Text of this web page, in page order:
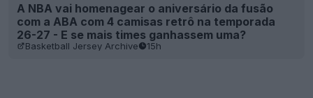
A NBA vai homenagear o aniversário da fusão
com a ABA com 4 camisas retrô na temporada
26-27 - E se mais times ganhassem uma?
Basketball Jersey Archive 15h